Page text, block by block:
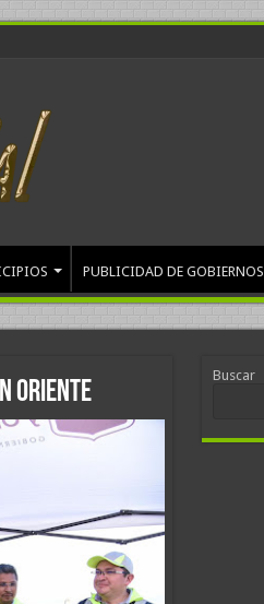
PUBLICIDAD DE GOBIERNOS
Oriente
Buscar